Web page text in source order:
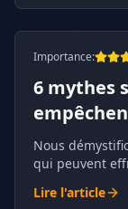
Importance:
6 mythes
Nous
qui peuvent
Lire l'article